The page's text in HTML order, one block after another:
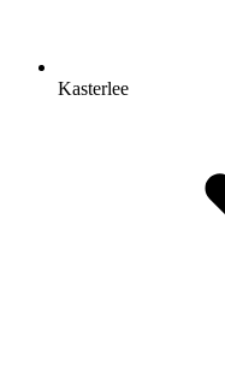
Kasterlee